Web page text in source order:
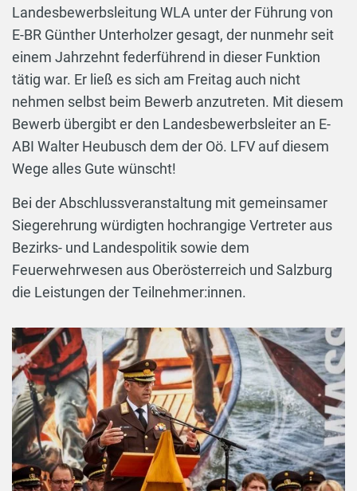
Landesbewerbsleitung WLA unter der Führung von
E-BR Günther Unterholzer gesagt, der nunmehr seit
einem Jahrzehnt federführend in dieser Funktion
tätig war. Er ließ es sich am Freitag auch nicht
nehmen selbst beim Bewerb anzutreten. Mit diesem
Bewerb übergibt er den Landesbewerbsleiter an E-
ABI Walter Heubusch dem der Oö. LFV auf diesem
Wege alles Gute wünscht!
Bei der Abschlussveranstaltung mit gemeinsamer
Siegerehrung würdigten hochrangige Vertreter aus
Bezirks- und Landespolitik sowie dem
Feuerwehrwesen aus Oberösterreich und Salzburg
die Leistungen der Teilnehmer:innen.